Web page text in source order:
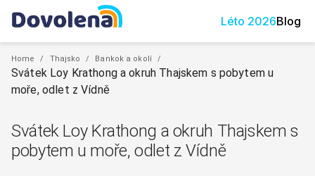
Léto 2026Blog
Home / Thajsko / Bankok a okolí /
Svátek Loy Krathong a okruh Thajskem s pobytem u
moře, odlet z Vídně
Svátek Loy Krathong a okruh Thajskem s
pobytem u moře, odlet z Vídně